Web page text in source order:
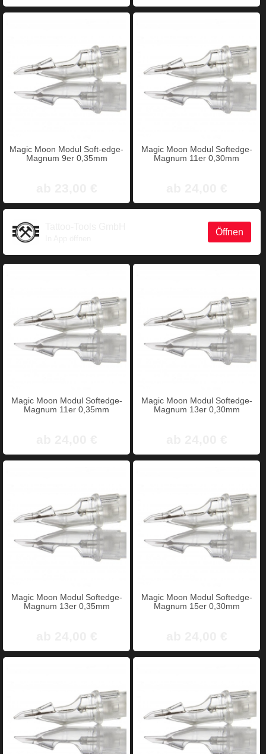
Magic Moon Modul Soft-edge-
Magnum 9er 0,35mm
Magic Moon Modul Softedge-
Magnum 11er 0,30mm
Öffnen
Magic Moon Modul Softedge-
Magnum 11er 0,35mm
Magic Moon Modul Softedge-
Magnum 13er 0,30mm
Magic Moon Modul Softedge-
Magnum 13er 0,35mm
Magic Moon Modul Softedge-
Magnum 15er 0,30mm